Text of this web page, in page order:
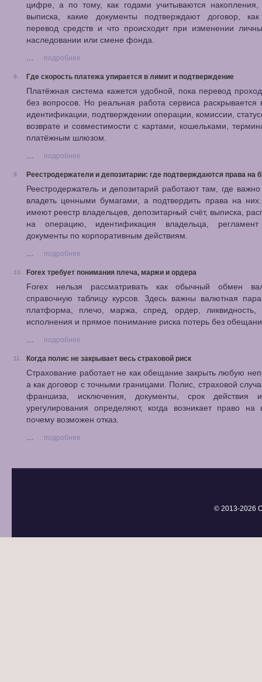
цифре, а по тому, как годами учитываются накопления,
выписка, какие документы подтверждают договор,
перевод средств и что происходит при изменении
наследовании или смене фонда.
...
подробнее
8. Где скорость платежа упирается в лимит и подтверждение
Платёжная система кажется удобной, пока перевод
без вопросов. Но реальная работа сервиса раскрывается
идентификации, подтверждении операции, комиссии,
возврате и совместимости с картами, кошельками,
платёжным шлюзом.
...
подробнее
9. Реестродержатели и депозитарии: где подтверждаются права на
Реестродержатель и депозитарий работают там, где
владеть ценными бумагами, а подтвердить права на
имеют реестр владельцев, депозитарный счёт, выписка,
на операцию, идентификация владельца,
документы по корпоративным действиям.
...
подробнее
10. Forex требует понимания плеча, маржи и ордера
Forex нельзя рассматривать как обычный обмен
справочную таблицу курсов. Здесь важны валютная
платформа, плечо, маржа, спред, ордер, ликвидность,
исполнения и прямое понимание риска потерь без
...
подробнее
11. Когда полис не закрывает весь страховой риск
Страхование работает не как обещание закрыть любую
а как договор с точными границами. Полис, страховой
франшиза, исключения, документы, срок действия
урегулирования определяют, когда возникает право на
почему возможен отказ.
...
подробнее
© 2013-2026